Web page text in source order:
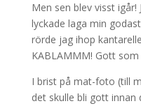
Men sen blev visst
lyckade laga min
rörde jag ihop
KABLAMMM! Gott
I brist på mat-foto (till
det skulle bli gott